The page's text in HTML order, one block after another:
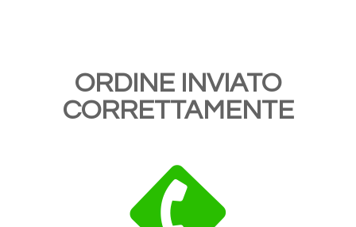
ORDINE INVIATO
CORRETTAMENTE